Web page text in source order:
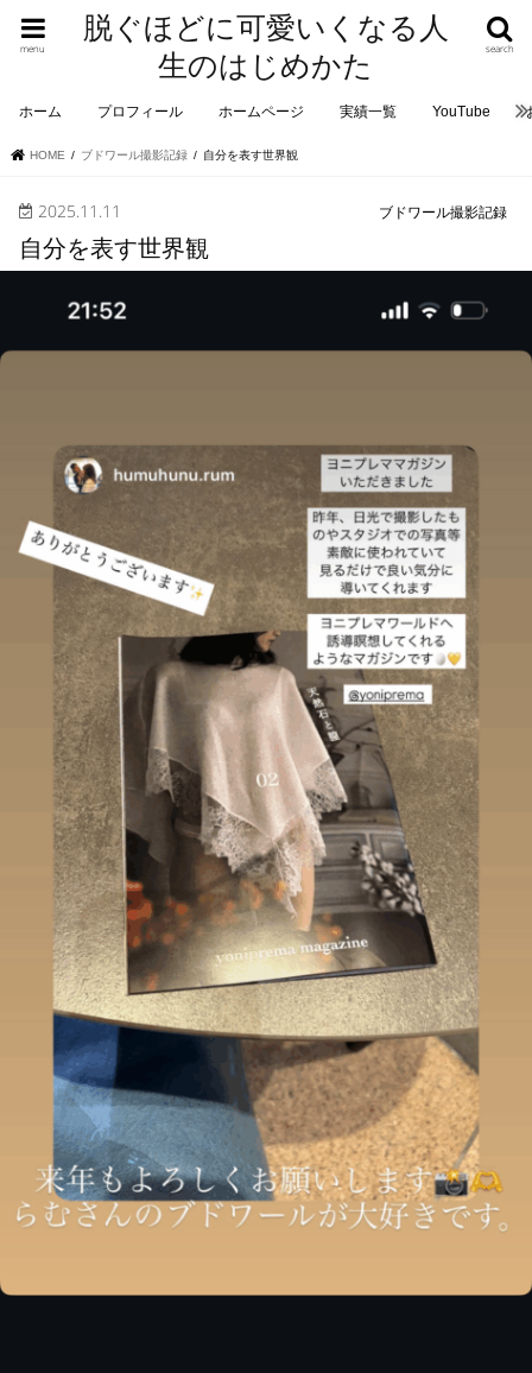
脱ぐほどに可愛いくなる人
生のはじめかた
search
menu
ホーム プロフィール ホームページ 実績一覧 YouTube
HOME ブドワール撮影記録 自分を表す世界観
ブドワール撮影記録
2025.11.11
自分を表す世界観